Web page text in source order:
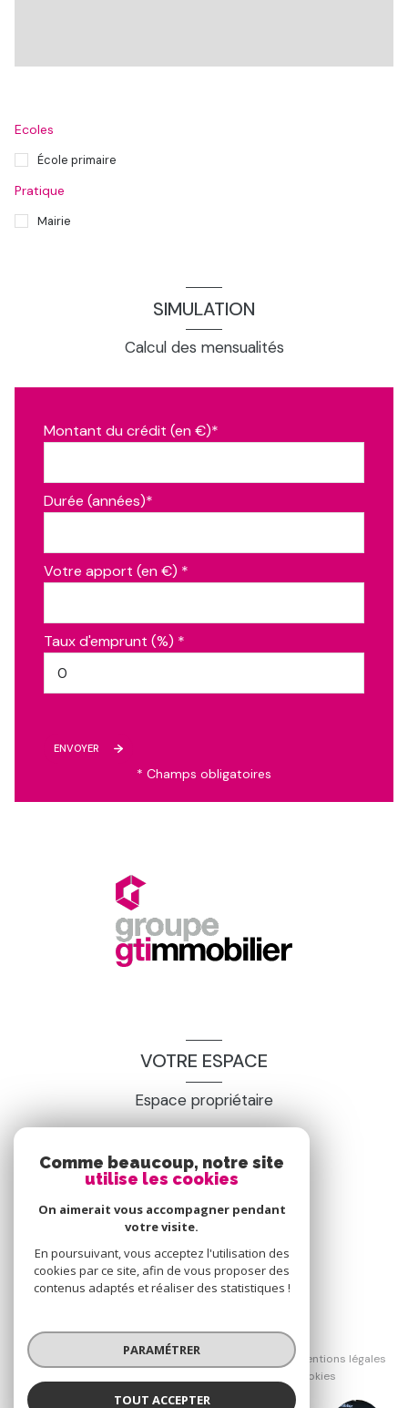
Ecoles
École primaire
Pratique
Mairie
SIMULATION
Calcul des mensualités
Montant du crédit (en €)*
Durée (années)*
Votre apport (en €) *
Taux d'emprunt (%) *
ENVOYER
* Champs obligatoires
VOTRE ESPACE
Espace propriétaire
SE CONNECTER
© 2026 | Tous droits réservés
Nos honoraires
Nos partenaires
Mentions légales
Cookies
Comme beaucoup, notre site
utilise les cookies
On aimerait vous accompagner pendant
votre visite.
En poursuivant, vous acceptez l'utilisation des
cookies par ce site, afin de vous proposer des
contenus adaptés et réaliser des statistiques !
PARAMÉTRER
TOUT ACCEPTER